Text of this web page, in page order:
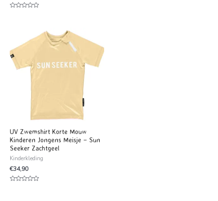
UV Zwemshirt Korte Mouw
Kinderen Jongens Meisje – Sun
Seeker Zachtgeel
Kinderkleding
€34,90